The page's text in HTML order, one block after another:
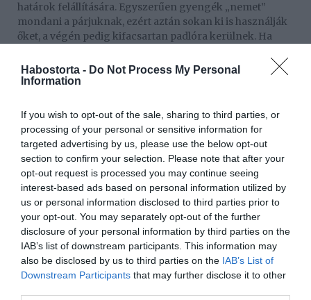
Habostorta - Do Not Process My Personal
Information
If you wish to opt-out of the sale, sharing to third parties, or
processing of your personal or sensitive information for
targeted advertising by us, please use the below opt-out
section to confirm your selection. Please note that after your
opt-out request is processed you may continue seeing
interest-based ads based on personal information utilized by
us or personal information disclosed to third parties prior to
your opt-out. You may separately opt-out of the further
disclosure of your personal information by third parties on the
IAB’s list of downstream participants. This information may
also be disclosed by us to third parties on the IAB’s List of
Downstream Participants that may further disclose it to other
határok felállítására. Egyszerűen gyengék „nemet”
mondani a párjuknak, ezért aztán sokan ki is használják
őket, a végén pedig kifacsartan padlóra kerülnek. Ha
vagy ki is tartani mellettük minden körülmények között,
akkor nemcsak az önbecsülésedet nyerheted vissza, de
csalódásoktól is.
Az önelfogadással együtt felismered majd a saját
szükségleteidet, és igényeidet is. A kapcsolatfüggő
emberek ugyanis gyakran úgy vélik, nem érdemlik meg
az igaz szerelmet és önzetlen szeretetet, mert eddig nem
is kapták meg senkitől, talán a saját szüleiktől sem.
Felnőttként azonban van rá mód, hogy megtanuld
fejleszteni az önbecsülésed és az önértékelésed.
Magabiztos emberként képes leszel továbblépni egy
olyan kapcsolatból, amely nem adja meg számodra a
valódi boldogságot, és helyette keresni más, sokkal